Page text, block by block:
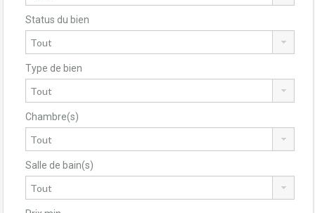
Status du bien
Type de bien
Chambre(s)
Salle de bain(s)